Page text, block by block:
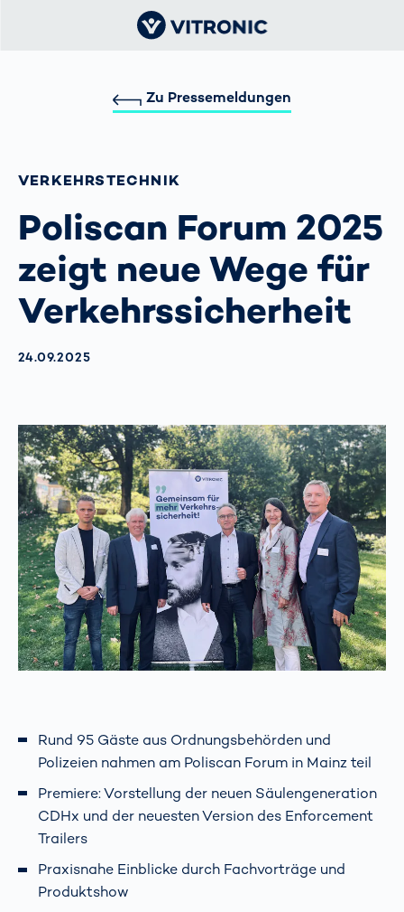
Zu Pressemeldungen
VERKEHRS­TECHNIK
Poliscan Forum 2025
zeigt neue Wege für
Verkehrssicherheit
AKTUALISIERT AM:
24.09.2025
Rund 95 Gäste aus Ordnungsbehörden und
Polizeien nahmen am Poliscan Forum in Mainz teil
Premiere: Vorstellung der neuen Säulengeneration
CDHx und der neuesten Version des Enforcement
Trailers
Praxisnahe Einblicke durch Fachvorträge und
Produktshow